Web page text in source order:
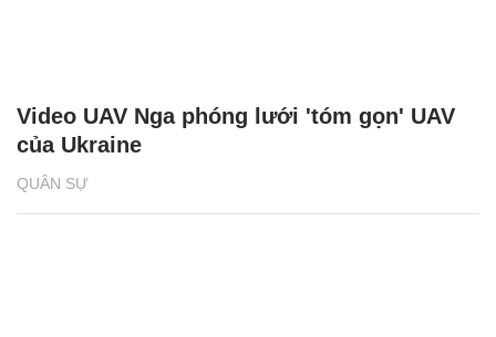
QUÂN SỰ
Video UAV Nga phóng lưới 'tóm gọn' UAV
của Ukraine